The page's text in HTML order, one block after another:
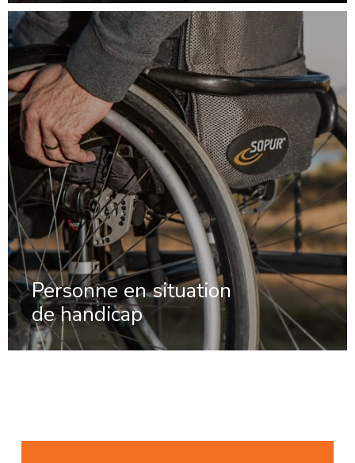
Personne en situation
de handicap